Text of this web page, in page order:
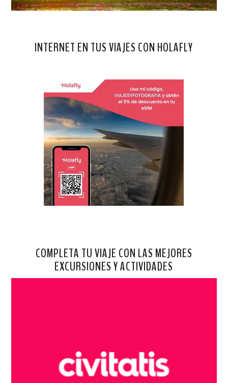
INTERNET EN TUS VIAJES CON HOLAFLY
COMPLETA TU VIAJE CON LAS MEJORES
EXCURSIONES Y ACTIVIDADES